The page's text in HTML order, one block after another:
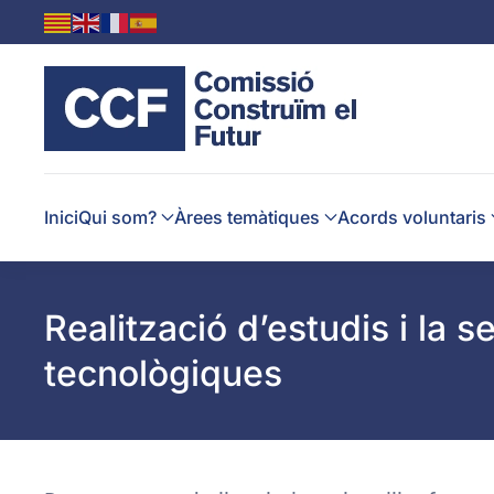
Skip to main content
IniciQui som? Àrees temàtiques Acords voluntaris
Realització d’estudis i la
tecnològiques